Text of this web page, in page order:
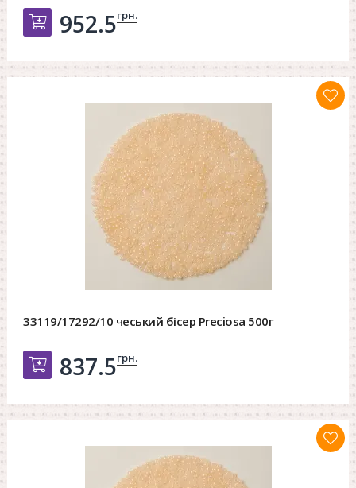
Добавить в корзину
952.5грн.
33119/17292/10 чеський бісер Preciosa 500г
Добавить в корзину
837.5грн.